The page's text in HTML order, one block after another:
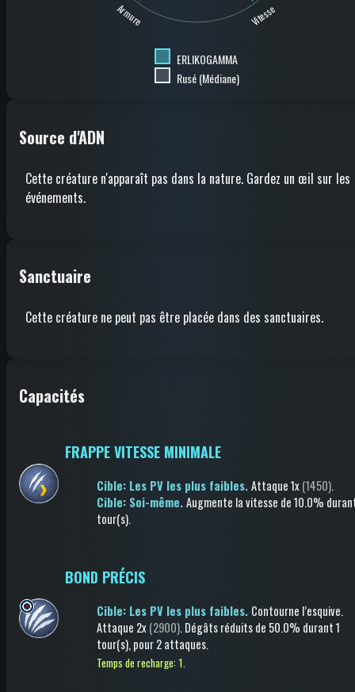
Vitesse
Armure
ERLIKOGAMMA
Rusé (Médiane)
Source d'ADN
Cette créature n'apparaît pas dans la nature. Gardez un œil sur les
événements.
Sanctuaire
Cette créature ne peut pas être placée dans des sanctuaires.
Capacités
FRAPPE VITESSE MINIMALE
Cible: Les PV les plus faibles.Attaque1x(1450).
Cible: Soi-même.Augmente la vitesse de 10.0%
tour(s).
BOND PRÉCIS
Cible: Les PV les plus faibles. Contourne l’esquive.
Attaque 2x(2900).Dégâts réduitsde 50.0% durant 1
tour(s), pour 2 attaques.
Temps de recharge: 1.